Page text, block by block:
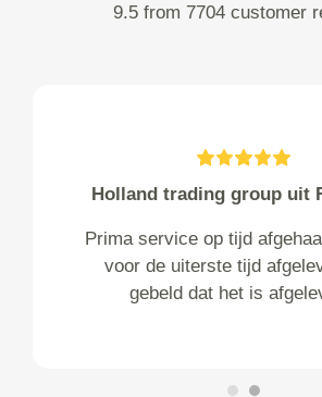
9.5 from 7704 customer
Holland trading group uit
Prima service op tijd
voor de uiterste tijd
gebeld dat het is